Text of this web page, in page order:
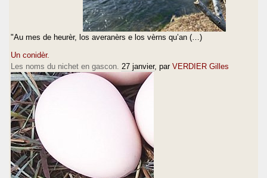
"Au mes de heurèr, los averanèrs e los vèrns qu’an (…)
Un conidèr.
Les noms du nichet en gascon. 27 janvier, par VERDIER Gilles